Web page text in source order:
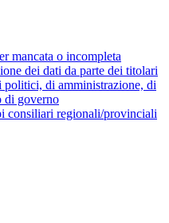
mancata o incompleta
dei dati da parte dei titolari
politici, di amministrazione, di
di governo
consiliari regionali/provinciali